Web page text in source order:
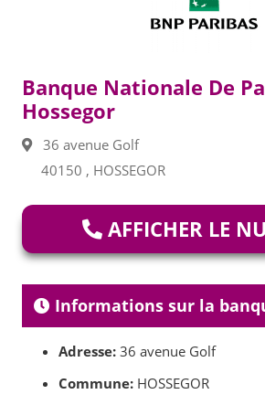
Banque Nationale De
Hossegor
36 avenue Golf
40150 , HOSSEGOR
AFFICHER LE
Informations sur la
Adresse: 36 avenue Golf
Commune: HOSSEGOR